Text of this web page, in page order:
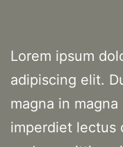
Lorem ipsum
adipiscing elit.
magna in
imperdiet lectus